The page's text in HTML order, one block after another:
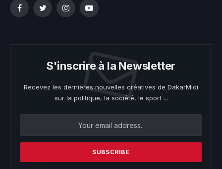
FacebookTwitterInstagramYouTube
S'inscrire à la Newsletter
Recevez les dernières nouvelles créatives de DakarMidi
sur la politique, la société, le sport ...